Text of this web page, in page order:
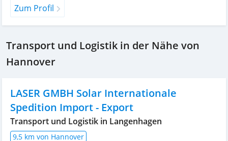
Zum Profil
Transport und Logistik in der Nähe von
Hannover
LASER GMBH Solar Internationale
Spedition Import - Export
Transport und Logistik in Langenhagen
9,5 km von Hannover